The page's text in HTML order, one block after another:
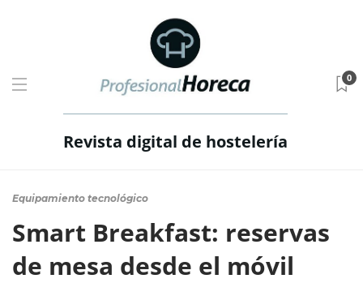
Revista digital de hostelería
0
Equipamiento tecnológico
Smart Breakfast: reservas
de mesa desde el móvil